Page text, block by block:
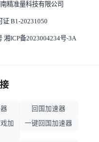
精准量科技有限公司
证 B1-20231050
湘ICP备2023004234号-3A
回国加速器
加
一键回国加速器